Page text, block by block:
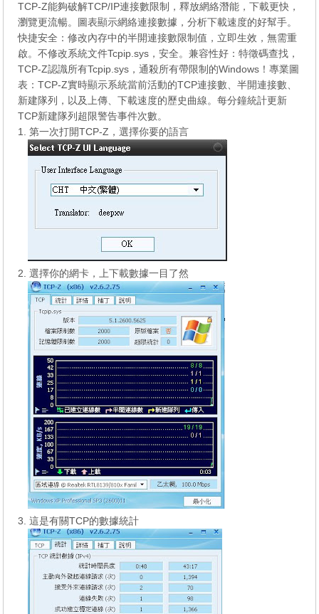
TCP-Z能夠破解TCP/IP連接數限制，釋放網絡潛能，下載更快，
瀏覽更流暢。圖表顯示網絡連接數據，分析下載速度的好幫手。
快捷安全：修改內存中的半開連接數限制值，立即生效，無需重
啟。不修改系統文件Tcpip.sys，安全。兼容性好：特徵碼查找，
TCP-Z認識所有Tcpip.sys，通殺所有帶限制的Windows！專業圖
表：TCP-Z實時顯示系統當前活動的TCP連接數、半開連接數、
新建隊列，以及上傳、下載速度的歷史曲線。每分鐘統計更新
TCP新建隊列超限警告事件次數。
1. 第一次打開TCP-Z，選擇你要的語言
2. 選擇你的網卡，上下載數據一目了然
3. 這是有關TCP的數據統計